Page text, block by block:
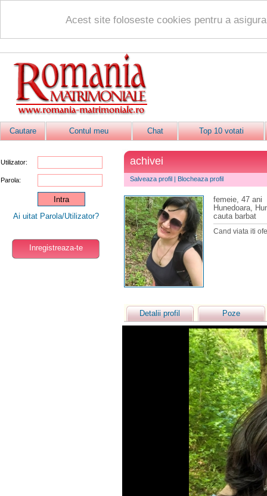
Acest site foloseste cookies pentru a
Cautare Contul meu Chat Top 10 votati
Utilizator:
Parola:
Ai uitat Parola/Utilizator?
Inregistreaza-te
achivei
Salveaza profil | Blocheaza profil
femeie, 47 ani
Hunedoara,
cauta barbat
Cand viata iti
Detalii profil Poze